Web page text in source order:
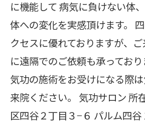
に機能して 病気に負けない体
体への変化を実感頂けます。
クセスに優れておりますが、
に遠隔でのご依頼も承ってお
気功の施術をお受けになる際
来院ください。 気功サロン 所
区四谷２丁目３−６ パルム四